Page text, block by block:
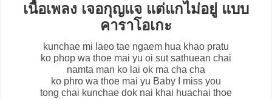
เนื้อเพลง เจอกุญแจ แต่แกไม่อยู่ แบบ
คาราโอเกะ
kunchae mi laeo tae ngaem hua khao pratu
ko phop wa thoe mai yu oi sut sathuean chai
namta man ko lai ok ma cha cha
ko phro wa thoe mai yu Baby I miss you
tong chai kunchae dok nai khai huachai thoe